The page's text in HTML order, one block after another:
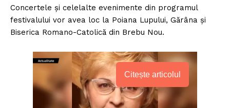
Concertele şi celelalte evenimente din programul
festivalului vor avea loc la Poiana Lupului, Gărâna şi
Biserica Romano-Catolică din Brebu Nou.
Citește articolul